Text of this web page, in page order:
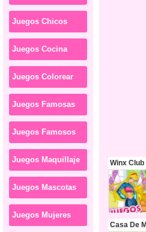
Juegos Chicos
Juegos Cocina
Juegos Colorear
Juegos Famosas
Juegos Famosos
Juegos Maquillaje
Juegos Mascotas
Juegos Mujeres